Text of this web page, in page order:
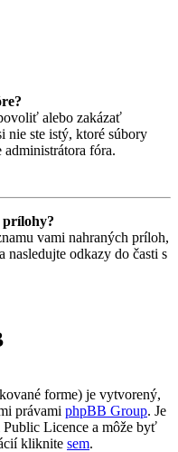
alebo zakázať
ste istý, ktoré súbory
fóra.
prílohy?
vami nahraných príloh,
nasledujte odkazy do časti s
forme) je vytvorený,
právami phpBB Group. Je
Licence a môže byť
kliknite sem.